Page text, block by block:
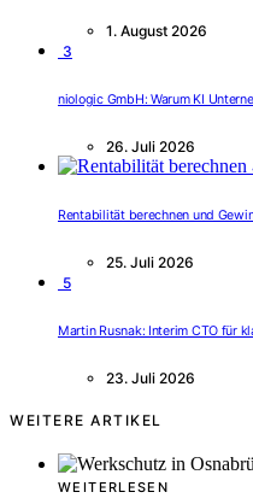
1. August 2026
3
niologic GmbH: Warum KI
26. Juli 2026
Rentabilität berechnen und
25. Juli 2026
5
Martin Rusnak: Interim CTO für
23. Juli 2026
WEITERE ARTIKEL
WEITERLESEN